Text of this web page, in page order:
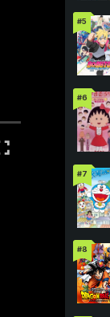
#5
#6
#7
#8